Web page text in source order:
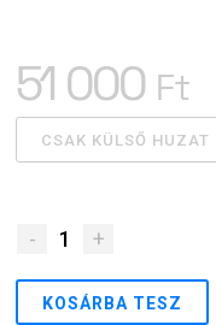
51 000 Ft
CSAK KÜLSŐ HUZAT
- 1 +
KOSÁRBA TESZ